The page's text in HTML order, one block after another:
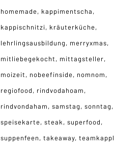
homemade
kappimentscha
kappischnitzi
kräuterküche
lehrlingsausbildung
merryxmas
mitliebegekocht
mittagsteller
moizeit
nobeefinside
nomnom
regiofood
rindvodahoam
rindvondaham
samstag
sonntag
speisekarte steak
superfood
suppenfeen
takeaway teamkappl